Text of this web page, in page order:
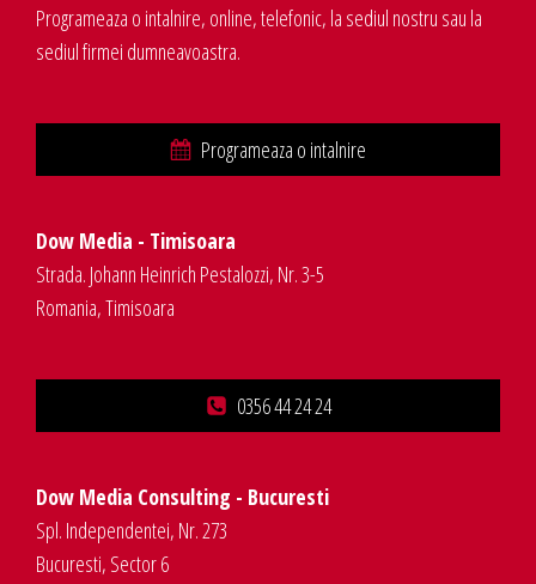
Programeaza o intalnire, online, telefonic, la sediul nostru sau la
sediul firmei dumneavoastra.
Programeaza o intalnire
Dow Media - Timisoara
Strada. Johann Heinrich Pestalozzi, Nr. 3-5
Romania, Timisoara
0356 44 24 24
Dow Media Consulting - Bucuresti
Spl. Independentei, Nr. 273
Bucuresti, Sector 6